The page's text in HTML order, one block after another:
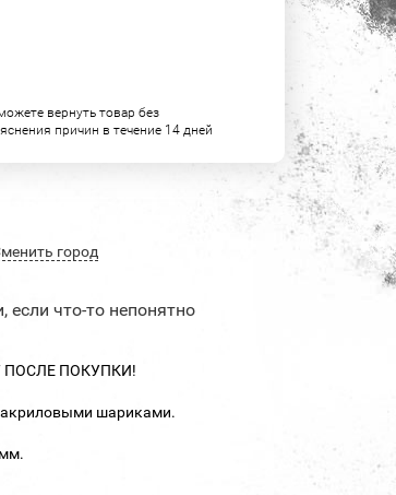
вернуть товар без
причин в течение 14 дней
город
что-то непонятно
ПОСЛЕ ПОКУПКИ!
акриловыми шариками.